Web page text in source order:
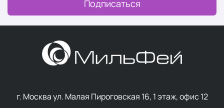
Подписаться
г. Москва ул. Малая Пироговская 16, 1 этаж, офис 12